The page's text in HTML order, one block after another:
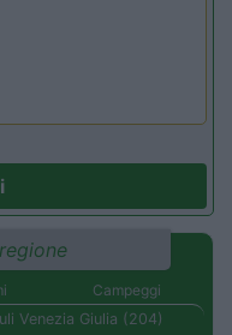
Campeggi
Venezia Giulia (204)